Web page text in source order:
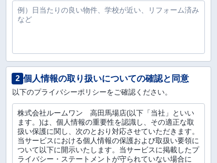
2 個人情報の取り扱いについての確認と同意
以下のプライバシーポリシーをご確認ください。
株式会社ルームワン 高田馬場店(以下「当社」といい
ます。)は、個人情報の重要性を認識し、その適正な取
扱い保護に関し、次のとおり対応させていただきます。
当サービスにおける個人情報の保護および取扱い要領に
ついて以下に開示いたします。当サービスに掲載したプ
ライバシー・ステートメントが守られていない場合に